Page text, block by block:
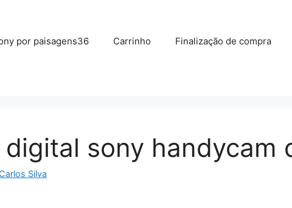
por paisagens36 Carrinho Finalização de compra
sony handycam
Silva